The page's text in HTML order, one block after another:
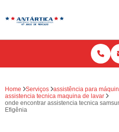
Home Serviços
assistência para
assistencia tecnica maquina de lavar
onde encontrar assistencia tecnica
Efigênia